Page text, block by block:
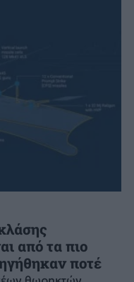
από τα πιο
ποτέ